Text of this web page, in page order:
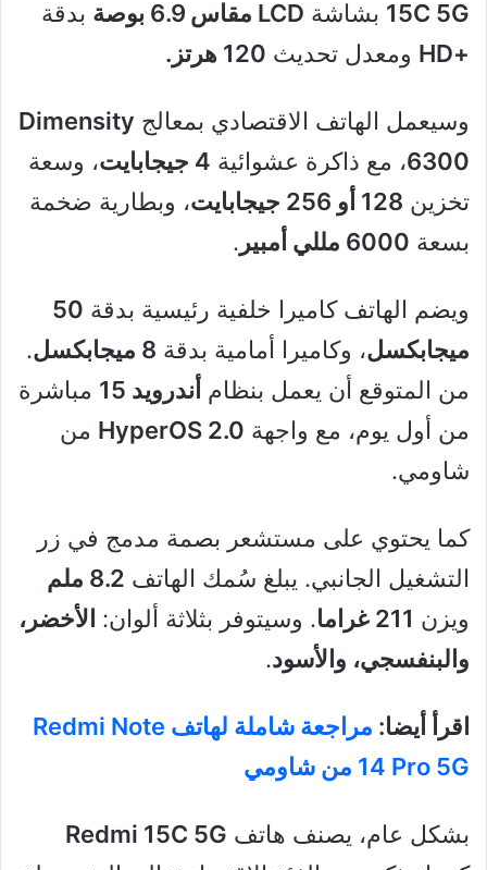
15C 5G بشاشة LCD مقاس 6.9 بوصة
بدقة
+HD
ومعدل تحديث 120 هرتز.
وسيعمل الهاتف الاقتصادي بمعالج Dimensity
6300، مع ذاكرة عشوائية 4 جيجابايت
، وسعة
تخزين 128 أو 256 جيجابايت
، وبطارية ضخمة
بسعة 6000 مللي أمبير .
ويضم الهاتف كاميرا خلفية رئيسية بدقة 50
ميجابكسل، وكاميرا أمامية بدقة 8 ميجابكسل
.
من المتوقع أن يعمل بنظام أندرويد 15
مباشرة
من أول يوم، مع واجهة HyperOS 2.0 من
شاومي.
كما يحتوي على مستشعر بصمة مدمج في زر
التشغيل الجانبي. يبلغ سُمك الهاتف 8.2 ملم
ويزن 211 غراما . وسيتوفر بثلاثة ألوان: الأخضر،
والبنفسجي، والأسود.
اقرأ أيضا:
مراجعة شاملة لهاتف Redmi Note
14 Pro 5G من شاومي
بشكل عام، يصنف هاتف Redmi 15C 5G